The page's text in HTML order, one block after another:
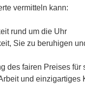
vermitteln kann:
rund um die Uhr
Sie zu beruhigen
des fairen Preises für
und einzigartiges